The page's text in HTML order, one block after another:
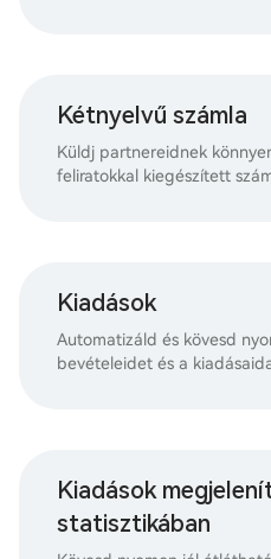
Kétnyelvű számla
Küldj partnereidnek
feliratokkal kiegészített
Kiadások
Automatizáld és kövesd
bevételeidet és a
Kiadások
statisztikában